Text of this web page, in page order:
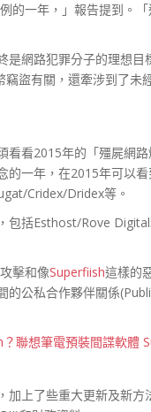
的一年，」報告提到。
是網路犯罪分子的理想
盜有關，還牽涉到了未
看看2015年的「殭屍網
一年，在2015年可以
Cridex/Dridex等。
包括Esthost/Rove
擊和像Superfiish這樣的
的公私合作夥伴關係
聯想筆電預裝間諜軟體
加上了些重大更新及新